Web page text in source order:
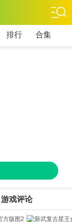
排行 合集
游戏评论